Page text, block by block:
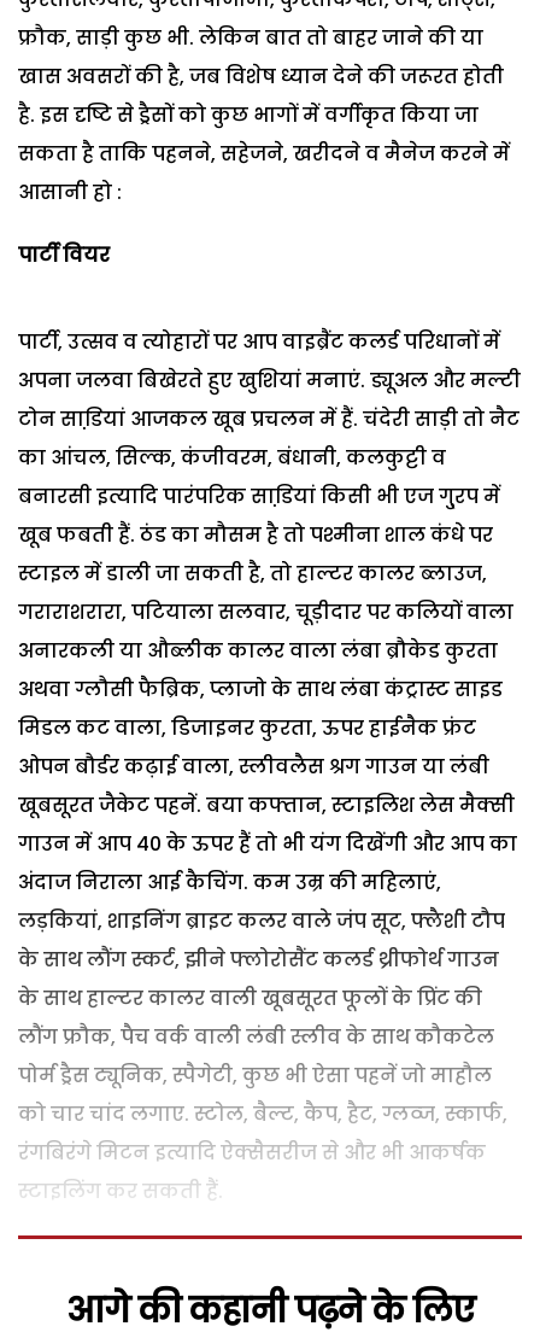
फ्रौक, साड़ी कुछ भी. लेकिन बात तो बाहर जाने की या
खास अवसरों की है, जब विशेष ध्यान देने की जरूरत होती
है. इस दृष्टि से ड्रैसों को कुछ भागों में वर्गीकृत किया जा
सकता है ताकि पहनने, सहेजने, खरीदने व मैनेज करने में
आसानी हो :
पार्टी वियर
पार्टी, उत्सव व त्योहारों पर आप वाइब्रैंट कलर्ड परिधानों में
अपना जलवा बिखेरते हुए खुशियां मनाएं. ड्यूअल और मल्टी
टोन साडि़यां आजकल खूब प्रचलन में हैं. चंदेरी साड़ी तो नैट
का आंचल, सिल्क, कंजीवरम, बंधानी, कलकुट्टी व
बनारसी इत्यादि पारंपरिक साडि़यां किसी भी एज गु्रप में
खूब फबती हैं. ठंड का मौसम है तो पश्मीना शाल कंधे पर
स्टाइल में डाली जा सकती है, तो हाल्टर कालर ब्लाउज,
गराराशरारा, पटियाला सलवार, चूड़ीदार पर कलियों वाला
अनारकली या औब्लीक कालर वाला लंबा ब्रौकेड कुरता
अथवा ग्लौसी फैब्रिक, प्लाजो के साथ लंबा कंट्रास्ट साइड
मिडल कट वाला, डिजाइनर कुरता, ऊपर हाईनैक फ्रंट
ओपन बौर्डर कढ़ाई वाला, स्लीवलैस श्रग गाउन या लंबी
खूबसूरत जैकेट पहनें. बया कफ्तान, स्टाइलिश लेस मैक्सी
गाउन में आप 40 के ऊपर हैं तो भी यंग दिखेंगी और आप का
अंदाज निराला आई कैचिंग. कम उम्र की महिलाएं,
लड़कियां, शाइनिंग ब्राइट कलर वाले जंप सूट, फ्लैशी टौप
के साथ लौंग स्कर्ट, झीने फ्लोरोसैंट कलर्ड थ्रीफोर्थ गाउन
के साथ हाल्टर कालर वाली खूबसूरत फूलों के प्रिंट की
लौंग फ्रौक, पैच वर्क वाली लंबी स्लीव के साथ कौकटेल
पोर्म ड्रैस ट्यूनिक, स्पैगेटी, कुछ भी ऐसा पहनें जो माहौल
को चार चांद लगाए. स्टोल, बैल्ट, कैप, हैट, ग्लव्ज, स्कार्फ,
रंगबिरंगे मिटन इत्यादि ऐक्सैसरीज से और भी आकर्षक
स्टाइलिंग कर सकती हैं.
आगे की कहानी पढ़ने के लिए